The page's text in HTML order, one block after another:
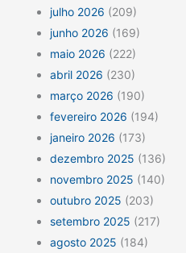
julho 2026 (209)
junho 2026 (169)
maio 2026 (222)
abril 2026 (230)
março 2026 (190)
fevereiro 2026 (194)
janeiro 2026 (173)
dezembro 2025 (136)
novembro 2025 (140)
outubro 2025 (203)
setembro 2025 (217)
agosto 2025 (184)